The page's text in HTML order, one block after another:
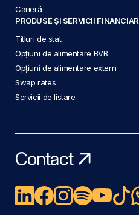
Carieră
PRODUSE ȘI SERVICII
Titluri de stat
Opțiuni de alimentare BVB
Opțiuni de alimentare extern
Swap rates
Servicii de listare
Contact